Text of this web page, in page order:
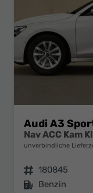
Innovatives
Autohaus
Audi A3
Nav ACC Kam
unverbindliche
Fahrzeugnr. 180845
Kraftstoff Benzin